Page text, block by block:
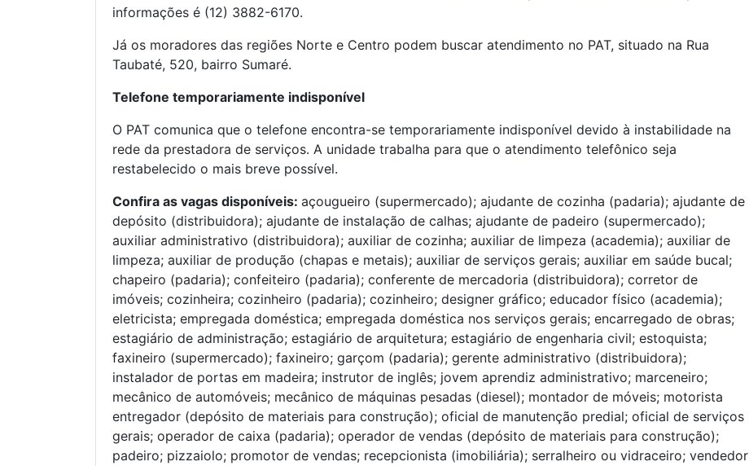
informações é (12) 3882-6170.
Já os moradores das regiões Norte e Centro podem buscar atendimento no PAT, situado na Rua
Taubaté, 520, bairro Sumaré.
Telefone temporariamente indisponível
O PAT comunica que o telefone encontra-se temporariamente indisponível devido à instabilidade na
rede da prestadora de serviços. A unidade trabalha para que o atendimento telefônico seja
restabelecido o mais breve possível.
Confira as vagas disponíveis: açougueiro (supermercado); ajudante de cozinha (padaria); ajudante de
depósito (distribuidora); ajudante de instalação de calhas; ajudante de padeiro (supermercado);
auxiliar administrativo (distribuidora); auxiliar de cozinha; auxiliar de limpeza (academia); auxiliar de
limpeza; auxiliar de produção (chapas e metais); auxiliar de serviços gerais; auxiliar em saúde bucal;
chapeiro (padaria); confeiteiro (padaria); conferente de mercadoria (distribuidora); corretor de
imóveis; cozinheira; cozinheiro (padaria); cozinheiro; designer gráfico; educador físico (academia);
eletricista; empregada doméstica; empregada doméstica nos serviços gerais; encarregado de obras;
estagiário de administração; estagiário de arquitetura; estagiário de engenharia civil; estoquista;
faxineiro (supermercado); faxineiro; garçom (padaria); gerente administrativo (distribuidora);
instalador de portas em madeira; instrutor de inglês; jovem aprendiz administrativo; marceneiro;
mecânico de automóveis; mecânico de máquinas pesadas (diesel); montador de móveis; motorista
entregador (depósito de materiais para construção); oficial de manutenção predial; oficial de serviços
gerais; operador de caixa (padaria); operador de vendas (depósito de materiais para construção);
padeiro; pizzaiolo; promotor de vendas; recepcionista (imobiliária); serralheiro ou vidraceiro; vendedor